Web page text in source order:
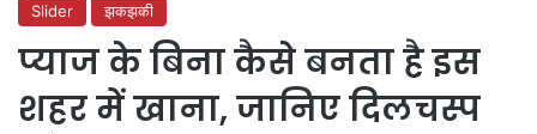
Slider झकझकी
प्याज के बिना कैसे बनता है इस
शहर में खाना, जानिए दिलचस्प